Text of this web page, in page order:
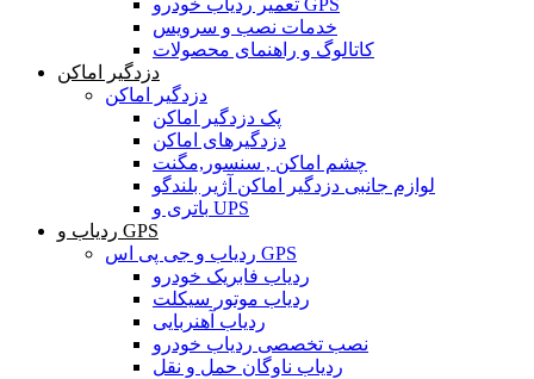
خدمات نصب و سرویس
کاتالوگ و راهنمای محصولات
دزدگیر اماکن
دزدگیر اماکن
پک دزدگیر اماکن
دزدگیرهای اماکن
چشم اماکن , سنسور,مگنت
لوازم جانبی دزدگیر اماکن آژیر بلندگو
باتری و UPS
ردیاب و GPS
ردیاب و جی پی اس GPS
ردیاب فابریک خودرو
ردیاب موتور سیکلت
ردیاب آهنربایی
نصب تخصصی ردیاب خودرو
ردیاب ناوگان حمل و نقل